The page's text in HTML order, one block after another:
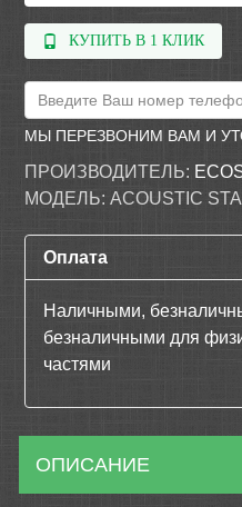
КУПИТЬ В 1 КЛИК
МЫ ПЕРЕЗВОНИМ ВАМ И
ПРОИЗВОДИТЕЛЬ:
МОДЕЛЬ: ACOUSTIC
Оплата
Наличными,
безналичными для
частями
ОПИСАНИЕ